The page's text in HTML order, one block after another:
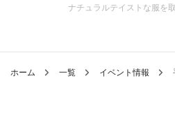
ナチュラルテイストな服を
ホーム 一覧 イベント情報